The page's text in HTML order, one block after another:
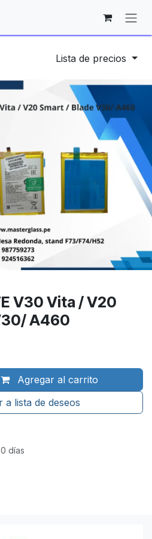
Lista de precios
V30 Vita / V20
A460
Agregar al carrito
a lista de deseos
días